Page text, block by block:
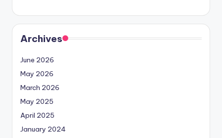
Archives
June 2026
May 2026
March 2026
May 2025
April 2025
January 2024